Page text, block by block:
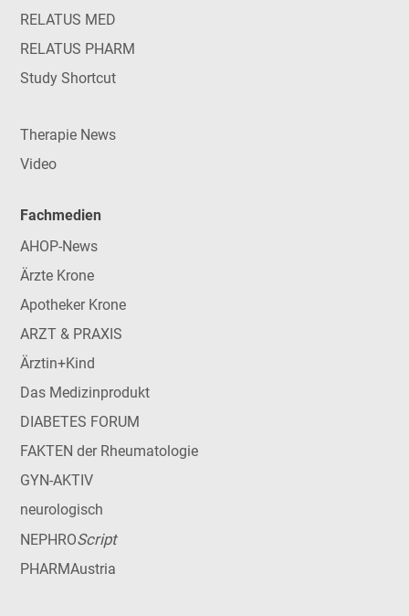
RELATUS MED
RELATUS PHARM
Study Shortcut
Therapie News
Video
Fachmedien
AHOP-News
Ärzte Krone
Apotheker Krone
ARZT & PRAXIS
Ärztin+Kind
Das Medizinprodukt
DIABETES FORUM
FAKTEN der Rheumatologie
GYN-AKTIV
neurologisch
NEPHROScript
PHARMAustria